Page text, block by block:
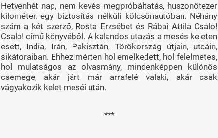
Hetvenhét nap, nem kevés megpróbáltatás, huszonötezer
kilométer, egy biztosítás nélküli kölcsönautóban. Néhány
szám a két szerző, Rosta Erzsébet és Rábai Attila Csalo!
Csalo! című könyvéből. A kalandos utazás a mesés keleten
esett, India, Irán, Pakisztán, Törökország útjain, utcáin,
sikátoraiban. Ehhez mérten hol emelkedett, hol félelmetes,
hol mulatságos az olvasmány, mindenképpen különös
csemege, akár járt már arrafelé valaki, akár csak
vágyakozik kelet meséi után.
***